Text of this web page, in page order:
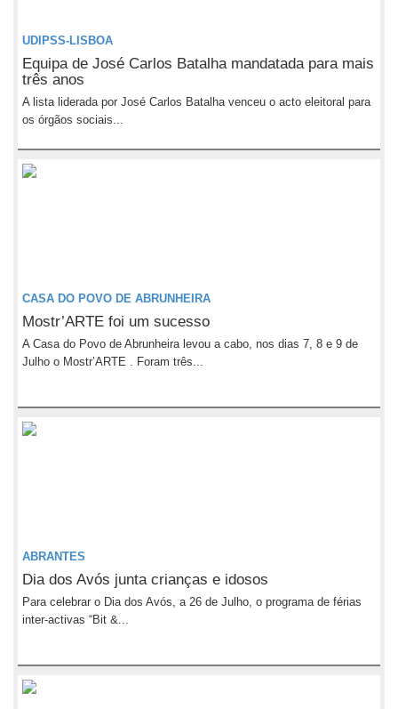
UDIPSS-LISBOA
Equipa de José Carlos Batalha mandatada para mais
três anos
A lista liderada por José Carlos Batalha venceu o acto eleitoral para
os órgãos sociais...
CASA DO POVO DE ABRUNHEIRA
Mostr’ARTE foi um sucesso
A Casa do Povo de Abrunheira levou a cabo, nos dias 7, 8 e 9 de
Julho o Mostr’ARTE . Foram três...
ABRANTES
Dia dos Avós junta crianças e idosos
Para celebrar o Dia dos Avós, a 26 de Julho, o programa de férias
inter-activas “Bit &...